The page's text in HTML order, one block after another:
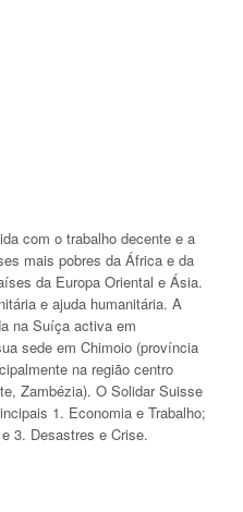
com o trabalho decente e a
mais pobres da África e da
da Europa Oriental e Ásia.
e ajuda humanitária. A
na Suíça activa em
sede em Chimoio (província
na região centro
Zambézia). O Solidar Suisse
1. Economia e Trabalho;
3. Desastres e Crise.